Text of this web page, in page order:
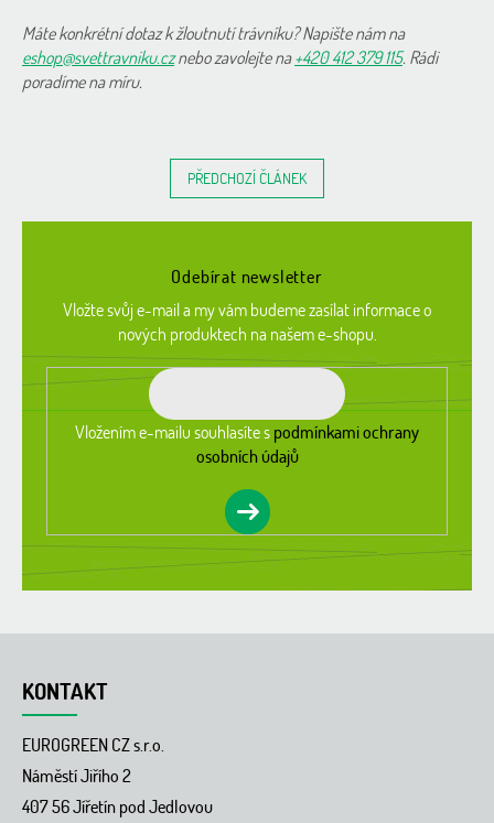
Máte konkrétní dotaz k žloutnutí trávníku? Napište nám na
eshop@svettravniku.cznebo zavolejte na+420 412 379 115. Rádi
poradíme na míru.
PŘEDCHOZÍ ČLÁNEK
Odebírat newsletter
Vložte svůj e-mail a my vám budeme zasílat informace o
nových produktech na našem e-shopu.
Vložením e-mailu souhlasíte spodmínkami ochrany
osobních údajů
KONTAKT
EUROGREEN CZ s.r.o.
Náměstí Jiřího 2
407 56 Jířetín pod Jedlovou